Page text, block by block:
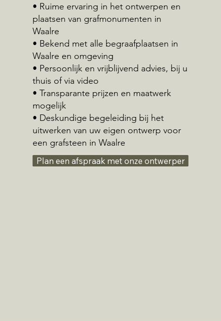
• Ruime ervaring in het ontwerpen en
plaatsen van grafmonumenten in
Waalre
• Bekend met alle begraafplaatsen in
Waalre en omgeving
• Persoonlijk en vrijblijvend advies, bij u
thuis of via video
• Transparante prijzen en maatwerk
mogelijk
• Deskundige begeleiding bij het
uitwerken van uw eigen ontwerp voor
een grafsteen in Waalre
Plan een afspraak met onze ontwerper